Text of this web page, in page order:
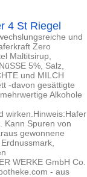
4 St Riegel
und
Zero
Maltitsirup,
5%, Salz,
und MILCH
-davon gesättigte
Alkohole
wirken.Hinweis:Hafer
Kann Spuren von
gewonnene
WERKE GmbH Co.
- aus